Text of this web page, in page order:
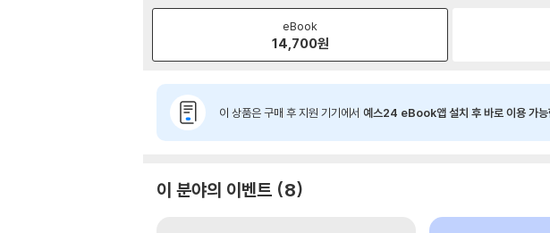
eBook
14,700원
이 상품은 구매 후 지원 기기에서 예스24 eBook앱 설치 후 바로 이용 가능
이 분야의 이벤트 8